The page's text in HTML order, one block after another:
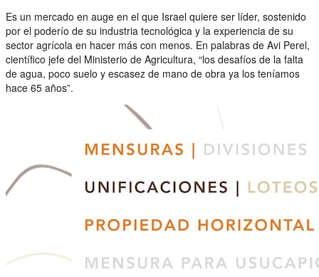
Es un mercado en auge en el que Israel quiere ser líder, sostenido
por el poderío de su industria tecnológica y la experiencia de su
sector agrícola en hacer más con menos. En palabras de Avi Perel,
científico jefe del Ministerio de Agricultura, “los desafíos de la falta
de agua, poco suelo y escasez de mano de obra ya los teníamos
hace 65 años”.